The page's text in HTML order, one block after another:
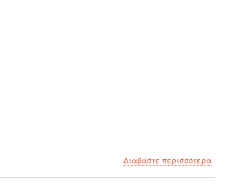
Διαβάστε περισσότεραγια